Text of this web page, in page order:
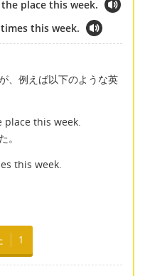
place this week.
this week.
、例えば以下のような英
place this week.
。
this week.
1